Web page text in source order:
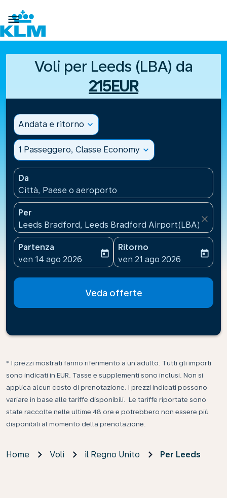

Voli per Leeds (LBA) da
215EUR
Andata e ritorno expand_more
1 Passeggero, Classe Economy expand_more
Da
Città, Paese o aeroporto
Per
Leeds Bradford, Leeds Bradford Airport(LBA),
close
Partenza
fc-booking-departure-date-aria-label
ven 14 ago 2026
today
Ritorno
fc-booking-return-date-
ven 21 ago 2026
today
Veda offerte
* I prezzi mostrati fanno riferimento a un adulto. Tutti gli importi
sono indicati in EUR. Tasse e supplementi sono inclusi. Non si
applica alcun costo di prenotazione. I prezzi indicati possono
variare in base alle tariffe disponibili. Le tariffe riportate sono
state raccolte nelle ultime 48 ore e potrebbero non essere più
disponibili al momento della prenotazione.
Home Voli il Regno Unito Per Leeds